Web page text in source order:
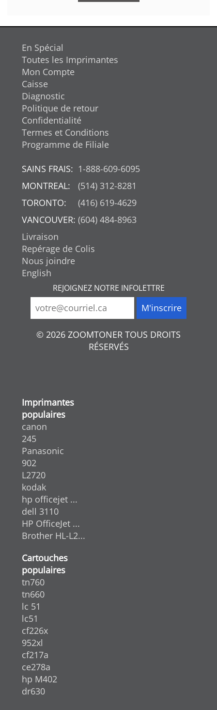
En Spécial
Toutes les Imprimantes
Mon Compte
Caisse
Diagnostic
Politique de retour
Confidentialité
Termes et Conditions
Programme de Filiale
SAINS FRAIS: 1-888-609-6095
MONTREAL:
(514) 312-8281
TORONTO:
(416) 619-4629
VANCOUVER: (604) 484-8963
Livraison
Repérage de Colis
Nous joindre
English
REJOIGNEZ NOTRE INFOLETTRE
© 2026 ZOOMTONER TOUS DROITS
RÉSERVÉS
Imprimantes
populaires
canon
245
Panasonic
902
L2720
kodak
hp officejet ...
dell 3110
HP OfficeJet ...
Brother HL-L2...
Cartouches
populaires
tn760
tn660
lc 51
lc51
cf226x
952xl
cf217a
ce278a
hp M402
dr630